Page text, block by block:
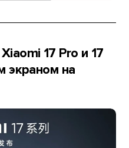
17 Pro и 17
экраном на